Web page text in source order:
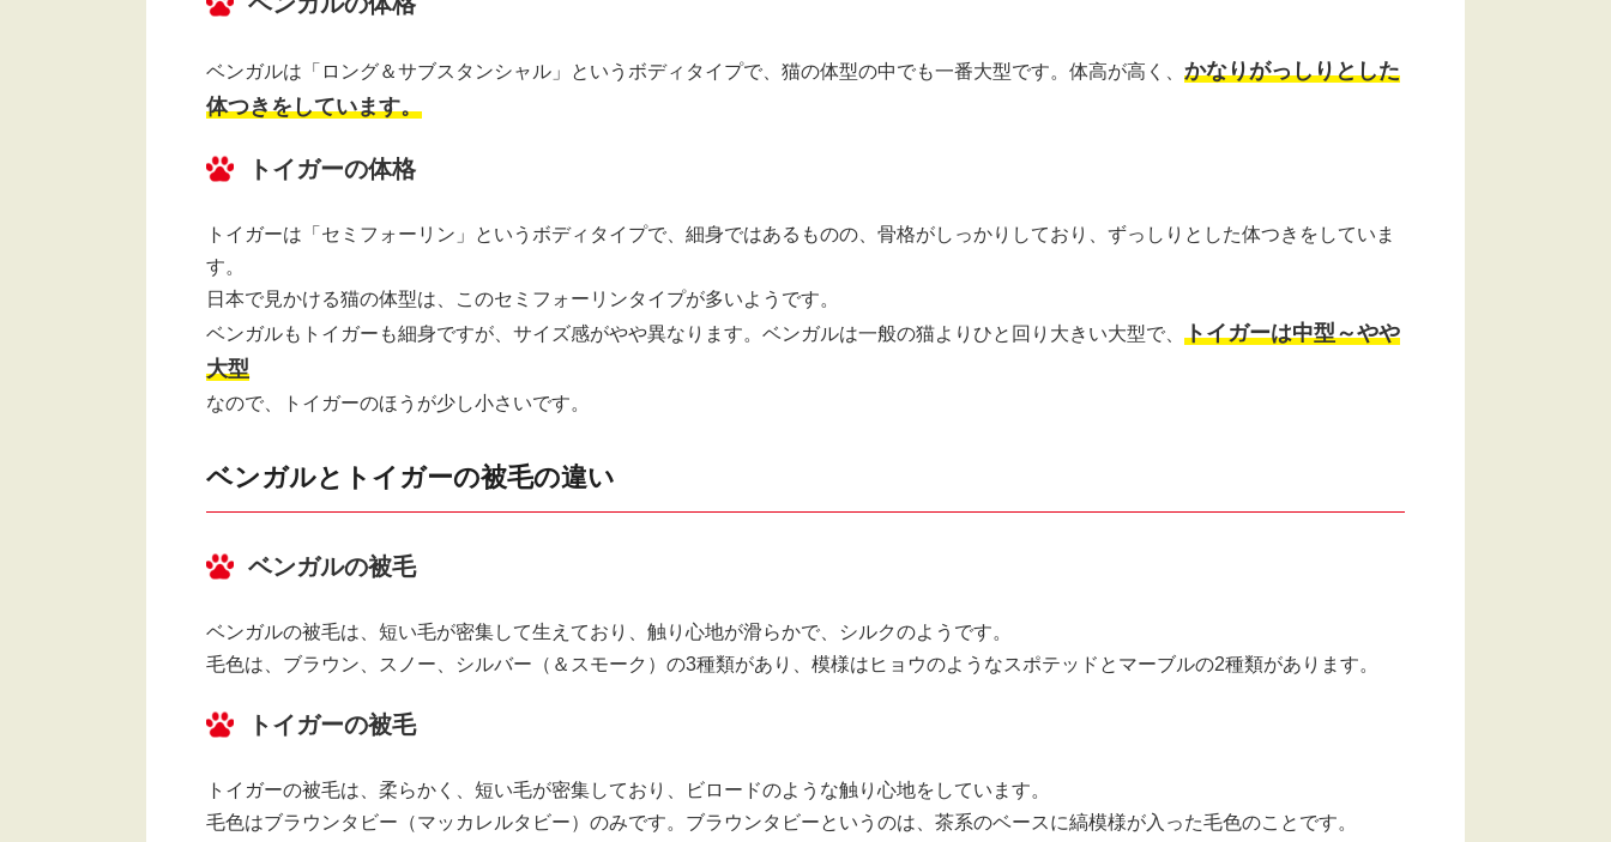
ベンガルは「ロング＆サブスタンシャル」というボディタイプで、猫の体型の中でも一番大型です。体高が高く、 かなりがっしりとした
体つきをしています。
トイガーの体格
トイガーは「セミフォーリン」というボディタイプで、細身ではあるものの、骨格がしっかりしており、ずっしりとした体つきをしていま
す。
日本で見かける猫の体型は、このセミフォーリンタイプが多いようです。
ベンガルもトイガーも細身ですが、サイズ感がやや異なります。ベンガルは一般の猫よりひと回り大きい大型で、 トイガーは中型～やや
大型
なので、トイガーのほうが少し小さいです。
ベンガルとトイガーの被毛の違い
ベンガルの被毛
ベンガルの被毛は、短い毛が密集して生えており、触り心地が滑らかで、シルクのようです。
毛色は、ブラウン、スノー、シルバー（＆スモーク）の3種類があり、模様はヒョウのようなスポテッドとマーブルの2種類があります。
トイガーの被毛
トイガーの被毛は、柔らかく、短い毛が密集しており、ビロードのような触り心地をしています。
毛色はブラウンタビー（マッカレルタビー）のみです。ブラウンタビーというのは、茶系のベースに縞模様が入った毛色のことです。